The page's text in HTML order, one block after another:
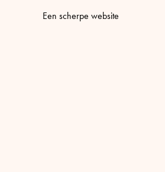
Een scherpe website